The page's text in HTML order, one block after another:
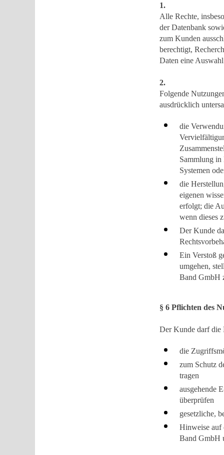
1.
Alle Rechte,
der Datenbank
zum Kunden
berechtigt,
Daten eine
2.
Folgende
ausdrücklich
die
Sammlung
Systemen
die
eigenen
erfolgt; die
wenn dieses
Der Kunde
Ein Verstoß
umgehen,
Band GmbH
§ 6 Pflichten des
Der Kunde darf die
die
zum Schutz
tragen
ausgehende
überprüfen
gesetzliche,
Hinweise auf
Band GmbH